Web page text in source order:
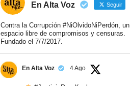
En Alta Voz Seguir
Contra la Corrupción #NiOlvidoNiPerdón, un
espacio libre de compromisos y censuras.
Fundado el 7/7/2017.
En Alta Voz 4 Ago